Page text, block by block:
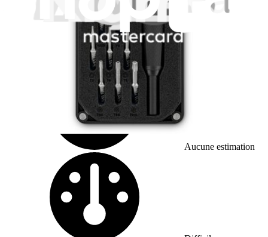
iPhone X Charging Pad / Volume Button Assembly
While both the wireless charging pad and the...
Aucune estimation